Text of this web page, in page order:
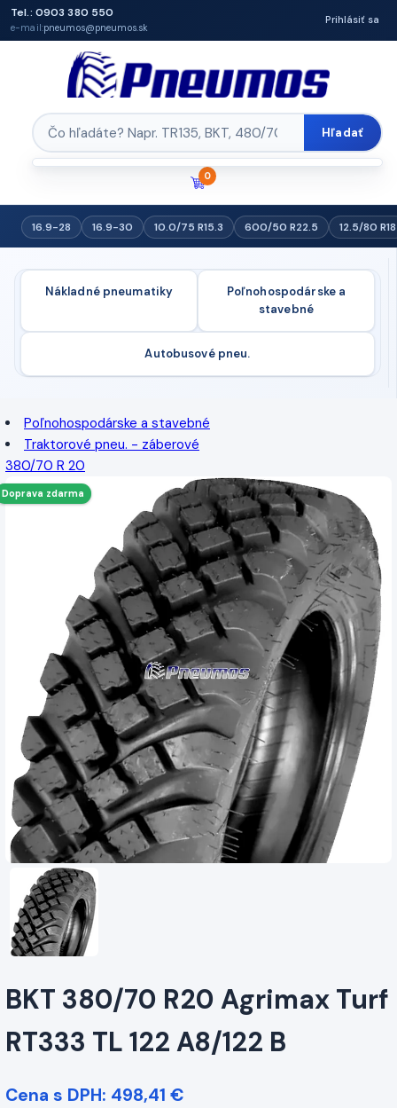
Tel.: 0903 380 550
e-mail:pneumos@pneumos.sk
Prihlásiť sa
Hľadať
0
16.9-28 16.9-30 10.0/75 R15.3 600/50 R22.5 12.5/80 R18
Nákladné pneumatiky
Poľnohospodárske a
stavebné
Autobusové pneu.
Poľnohospodárske a stavebné
Traktorové pneu. - záberové
380/70 R 20
Doprava zdarma
BKT 380/70 R20 Agrimax Turf
RT333 TL 122 A8/122 B
Cena s DPH: 498,41 €